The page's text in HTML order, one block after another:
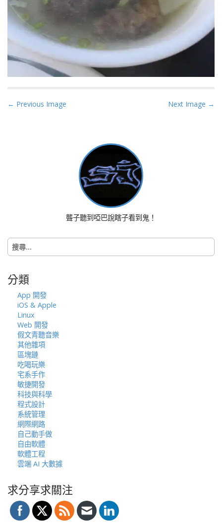
P
i
o
n
← Previous Image Next Image →
聾子聽到啞巴說瞎子看到鬼！
搜
尋
字:
分類
App 開發
iOS & Apple
Linux
Web 開發
假文青聽音樂
其他雜項
區塊鏈
吃喝玩樂
宅系手作
敏捷開發
科技與科學
程式設計
系統管理
網際網路
自己動手做
自由軟體
軟體工程
雲端 AI 大數據
求分享求關注